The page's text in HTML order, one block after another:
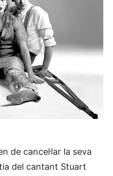
de cancel·lar la seva
del cantant Stuart